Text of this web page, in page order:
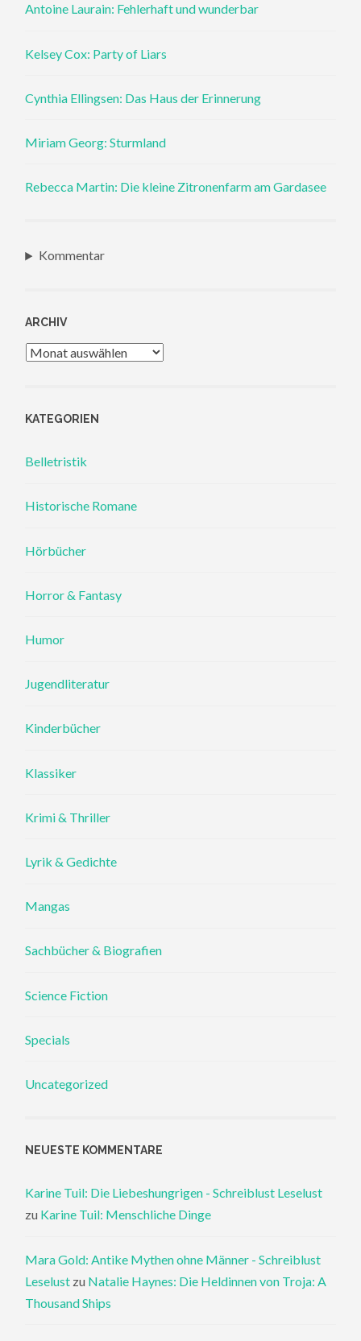
Antoine Laurain: Fehlerhaft und wunderbar
Kelsey Cox: Party of Liars
Cynthia Ellingsen: Das Haus der Erinnerung
Miriam Georg: Sturmland
Rebecca Martin: Die kleine Zitronenfarm am Gardasee
Kommentar
ARCHIV
Archiv
KATEGORIEN
Belletristik
Historische Romane
Hörbücher
Horror & Fantasy
Humor
Jugendliteratur
Kinderbücher
Klassiker
Krimi & Thriller
Lyrik & Gedichte
Mangas
Sachbücher & Biografien
Science Fiction
Specials
Uncategorized
NEUESTE KOMMENTARE
Karine Tuil: Die Liebeshungrigen - Schreiblust Leselust
zu Karine Tuil: Menschliche Dinge
Mara Gold: Antike Mythen ohne Männer - Schreiblust
Leselust zu Natalie Haynes: Die Heldinnen von Troja: A
Thousand Ships